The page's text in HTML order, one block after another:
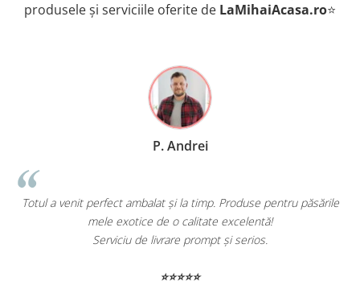
produsele și serviciile oferite de LaMihaiAcasa.ro⭐
P. Andrei
Totul a venit perfect ambalat și la timp. Produse pentru păsările
mele exotice de o calitate excelentă!
Serviciu de livrare prompt și serios.
⭐⭐⭐⭐⭐